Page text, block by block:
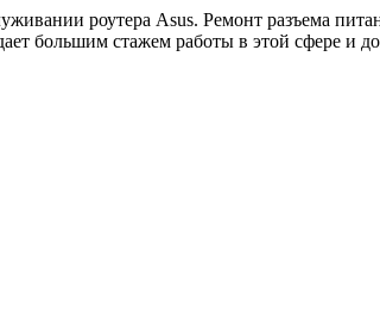
роутера Asus. Ремонт разъема
большим стажем работы в этой сфере и